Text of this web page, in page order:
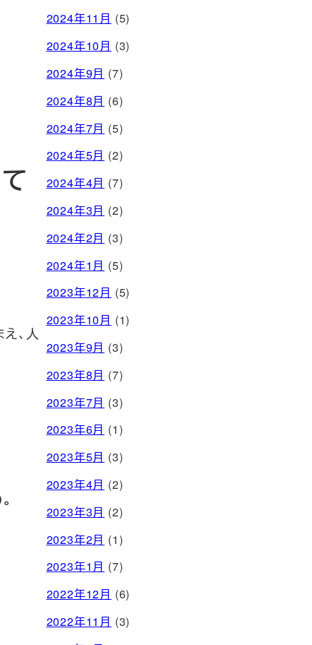
、人
2024年11月 (5)
2024年10月 (3)
2024年9月 (7)
2024年8月 (6)
2024年7月 (5)
2024年5月 (2)
2024年4月 (7)
2024年3月 (2)
2024年2月 (3)
2024年1月 (5)
2023年12月 (5)
2023年10月 (1)
2023年9月 (3)
2023年8月 (7)
2023年7月 (3)
2023年6月 (1)
2023年5月 (3)
2023年4月 (2)
2023年3月 (2)
2023年2月 (1)
2023年1月 (7)
2022年12月 (6)
2022年11月 (3)